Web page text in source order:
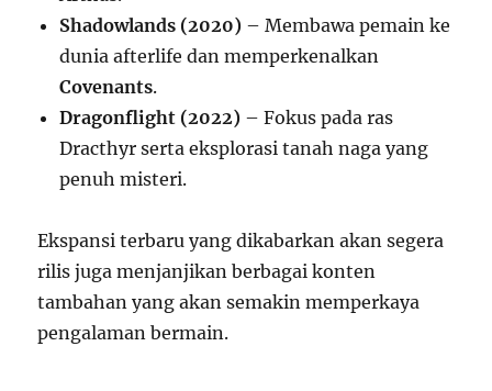
Shadowlands (2020) – Membawa pemain ke
dunia afterlife dan memperkenalkan
Covenants.
Dragonflight (2022) – Fokus pada ras
Dracthyr serta eksplorasi tanah naga yang
penuh misteri.
Ekspansi terbaru yang dikabarkan akan segera
rilis juga menjanjikan berbagai konten
tambahan yang akan semakin memperkaya
pengalaman bermain.